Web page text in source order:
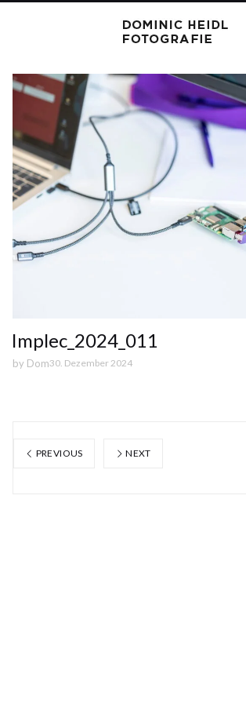
Implec_2024_011
by Dom30. Dezember 2024
PREVIOUS NEXT